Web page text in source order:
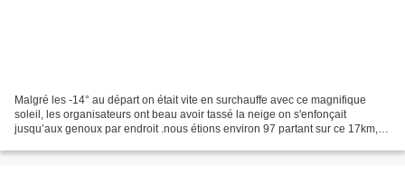
Malgré les -14° au départ on était vite en surchauffe avec ce magnifique
soleil, les organisateurs ont beau avoir tassé la neige on s'enfonçait
jusqu’aux genoux par endroit .nous étions environ 97 partant sur ce 17km,